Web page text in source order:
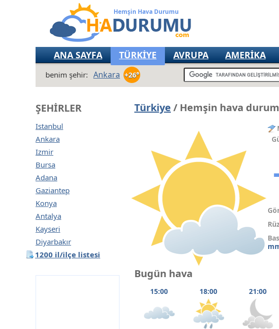
Hemşin Hava Durumu
ANA SAYFA TÜRKİYE AVRUPA AMERIKA
benim şehir: Ankara +26°
ŞEHIRLER
Istanbul
Ankara
Izmir
Bursa
Adana
Gaziantep
Konya
Antalya
Kayseri
Diyarbakır
1200 il/ilçe listesi
Türkiye / Hemşin hava
Bugün hava
15:00 18:00 21:00